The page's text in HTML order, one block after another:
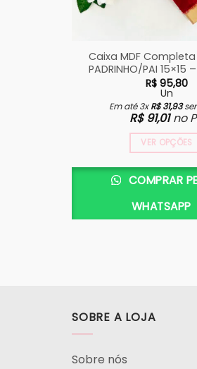
Caixa MDF Completa
PADRINHO/PAI 15×15
R$ 95,80
Un
Em até 3xR$31,93
R$91,01 no
VER OPÇÕES
COMPRAR
WHATSAPP
SOBRE A LOJA
Sobre nós